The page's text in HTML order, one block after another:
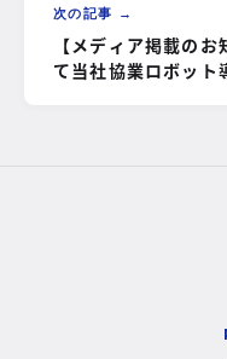
次の記事 →
【メディア掲載の
て当社協業ロボット